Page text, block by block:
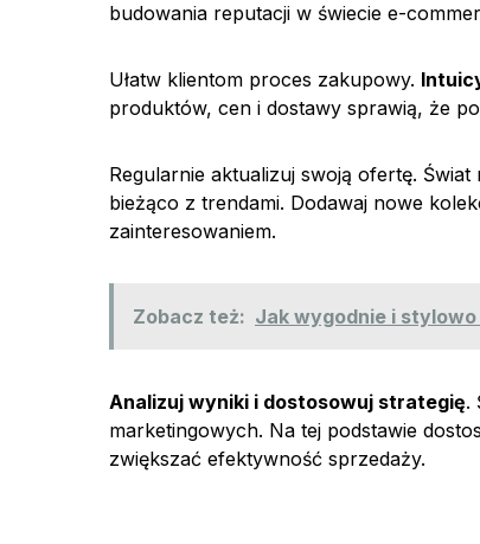
budowania reputacji w świecie e-
Ułatw klientom proces zakupowy.
produktów, cen i dostawy sprawią, że
Regularnie aktualizuj swoją ofertę.
bieżąco z trendami. Dodawaj nowe
zainteresowaniem.
Zobacz też: Jak wygodnie i
Analizuj wyniki i dostosowuj strategię.
marketingowych. Na tej podstawie
zwiększać efektywność sprzedaży.